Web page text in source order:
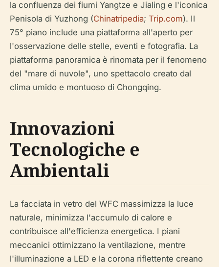
la confluenza dei fiumi Yangtze e Jialing e l'iconica
Penisola di Yuzhong (Chinatripedia; Trip.com). Il
75° piano include una piattaforma all'aperto per
l'osservazione delle stelle, eventi e fotografia. La
piattaforma panoramica è rinomata per il fenomeno
del "mare di nuvole", uno spettacolo creato dal
clima umido e montuoso di Chongqing.
Innovazioni
Tecnologiche e
Ambientali
La facciata in vetro del WFC massimizza la luce
naturale, minimizza l'accumulo di calore e
contribuisce all'efficienza energetica. I piani
meccanici ottimizzano la ventilazione, mentre
l'illuminazione a LED e la corona riflettente creano